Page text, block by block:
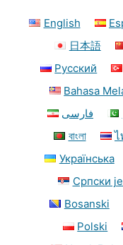
English
日本語
Русский
Bahasa
فارسی
বাংলা
ไ
Українська
Српски
Bosanski
Polski